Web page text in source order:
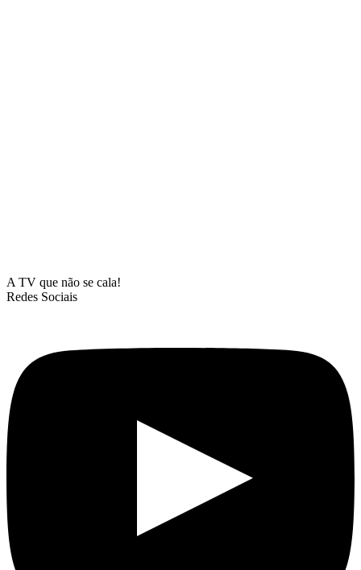
A TV que não se cala!
Redes Sociais